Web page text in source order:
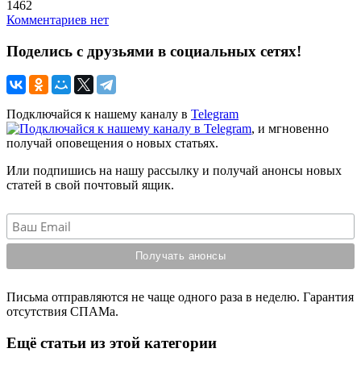
1462
Комментариев нет
Поделись с друзьями в социальных сетях!
Подключайся к нашему каналу в Telegram
, и мгновенно
получай оповещения о новых статьях.
Или подпишись на нашу рассылку и получай анонсы новых
статей в свой почтовый ящик.
Письма отправляются не чаще одного раза в неделю. Гарантия
отсутствия СПАМа.
Ещё статьи из этой категории